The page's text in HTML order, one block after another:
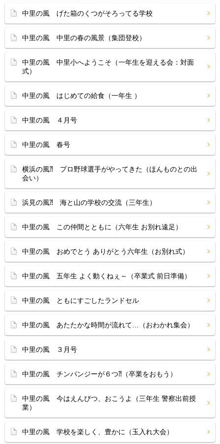
中里の風 げた箱のくつがそろってる学校
中里の風 中里の春の風景（集団登校）
中里の風 中里小へようこそ（一年生を迎える会：対面
式）
中里の風 はじめての給食（一年生 ）
中里の風 ４月号
中里の風 春号
横浜の風⁈ プロ野球選手がやってきた（ほんものとの出
会い）
浜見の風⁈ 海と山の学校の交流（三年生）
中里の風 この仲間とともに（六年生 お別れ遠足）
中里の風 おめでとう ありがとう六年生（お別れ式）
中里の風 五年生 よく動くねぇ～（卒業式 前日準備）
中里の風 ともにすごしたランドセル
中里の風 あたたかな時間が流れて…（おわかれ集会）
中里の風 ３月号
中里の風 チンパンジーが６つ⁈（卒業をおもう）
中里の風 今はえんぴつ、おこうよ（三年生 警察出前授
業）
中里の風 学校を楽しく、豊かに（玉入れ大会）